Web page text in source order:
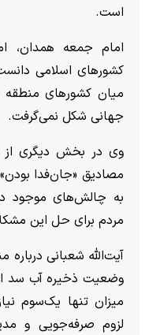
است.
امام‌ جمعه همدان،
کشور‌های اسلامی
میان کشور‌های منطقه
جهانی شکل نمی‌گرفت.
وی در بخش دیگری از
مصادیق «جان‌فدا
به چالش‌های موجود
مردم برای حل این
آیت‌الله شعبانی درباره
وضعیت ذخیره آب سد
میزان تنها یک‌سوم
لزوم صرفه‌جویی و